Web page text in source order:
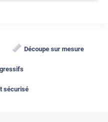
Découpe sur mesure
sécurisé